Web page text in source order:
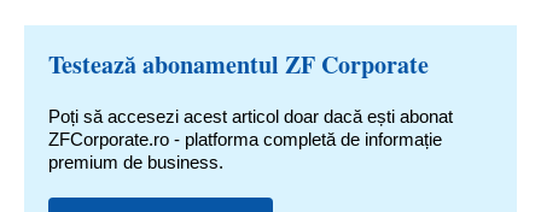
Testează abonamentul ZF Corporate
Poți să accesezi acest articol doar dacă ești abonat
ZFCorporate.ro - platforma completă de informație
premium de business.